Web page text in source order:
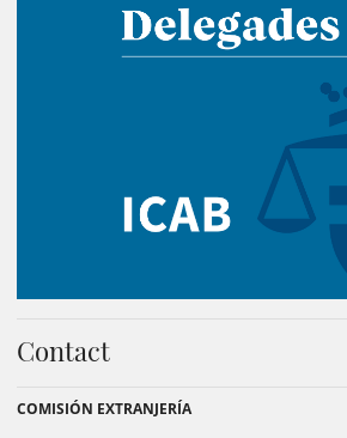
Contact
COMISIÓN EXTRANJERÍA